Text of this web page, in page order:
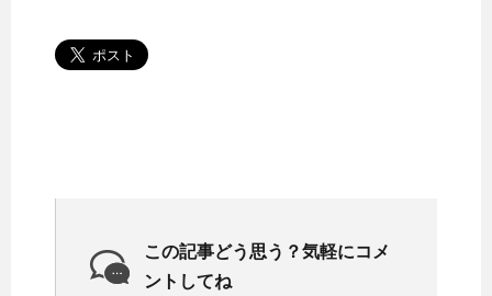
この記事どう思う？気軽にコメ
ントしてね